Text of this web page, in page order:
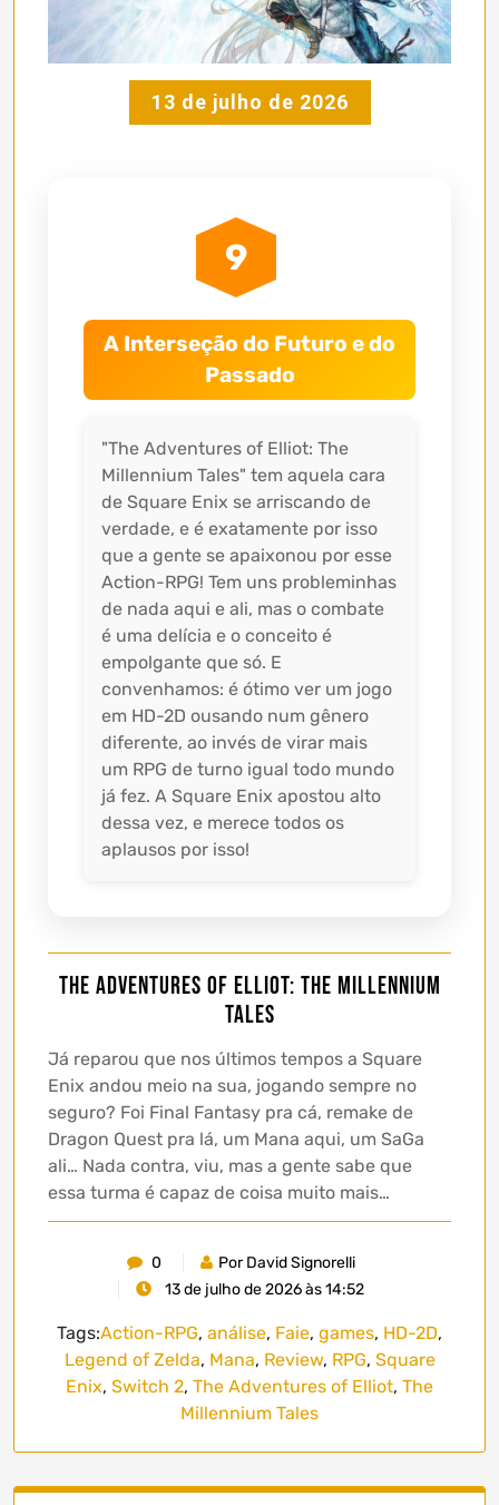
13 de julho de 2026
9
A Interseção do Futuro e do
Passado
"The Adventures of Elliot: The
Millennium Tales" tem aquela cara
de Square Enix se arriscando de
verdade, e é exatamente por isso
que a gente se apaixonou por esse
Action-RPG! Tem uns probleminhas
de nada aqui e ali, mas o combate
é uma delícia e o conceito é
empolgante que só. E
convenhamos: é ótimo ver um jogo
em HD-2D ousando num gênero
diferente, ao invés de virar mais
um RPG de turno igual todo mundo
já fez. A Square Enix apostou alto
dessa vez, e merece todos os
aplausos por isso!
The Adventures of Elliot: The Millennium
Tales
Já reparou que nos últimos tempos a Square
Enix andou meio na sua, jogando sempre no
seguro? Foi Final Fantasy pra cá, remake de
Dragon Quest pra lá, um Mana aqui, um SaGa
ali… Nada contra, viu, mas a gente sabe que
essa turma é capaz de coisa muito mais…
0
Por David Signorelli
13 de julho de 2026 às 14:52
Tags:Action-RPG, análise, Faie, games, HD-2D,
Legend of Zelda, Mana, Review, RPG, Square
Enix, Switch 2, The Adventures of Elliot, The
Millennium Tales